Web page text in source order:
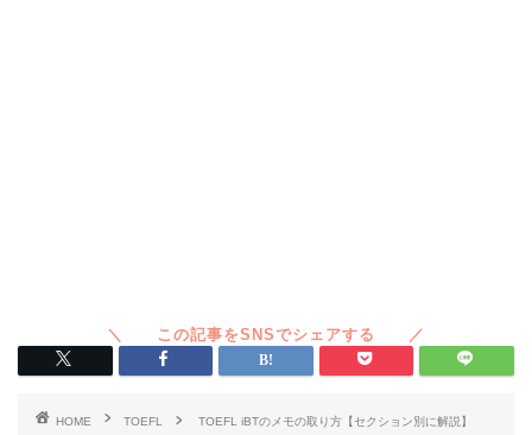
HOME TOEFL TOEFL iBTのメモの取り方【セクション別に解説】